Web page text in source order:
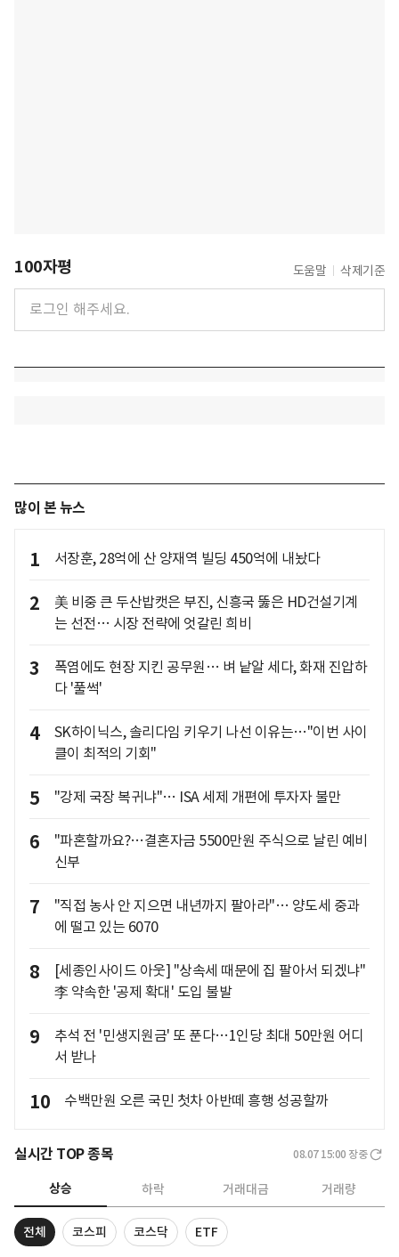
100자평 도움말 삭제기준
많이 본 뉴스
1 서장훈, 28억에 산 양재역 빌딩 450억에 내놨다
2
美 비중 큰 두산밥캣은 부진, 신흥국 뚫은 HD건설기계
는 선전… 시장 전략에 엇갈린 희비
3
폭염에도 현장 지킨 공무원… 벼 낱알 세다, 화재 진압하
다 '풀썩'
4
SK하이닉스, 솔리다임 키우기 나선 이유는…"이번 사이
클이 최적의 기회"
5 "강제 국장 복귀냐"… ISA 세제 개편에 투자자 불만
6
"파혼할까요?…결혼자금 5500만원 주식으로 날린 예비
신부
7
"직접 농사 안 지으면 내년까지 팔아라"… 양도세 중과
에 떨고 있는 6070
8
[세종인사이드 아웃] "상속세 때문에 집 팔아서 되겠냐"
李 약속한 '공제 확대' 도입 불발
9
추석 전 '민생지원금' 또 푼다…1인당 최대 50만원 어디
서 받나
10 수백만원 오른 국민 첫차 아반떼 흥행 성공할까
실시간 TOP 종목 08.07 15:00 장중
상승 하락 거래대금 거래량
전체 코스피 코스닥 ETF